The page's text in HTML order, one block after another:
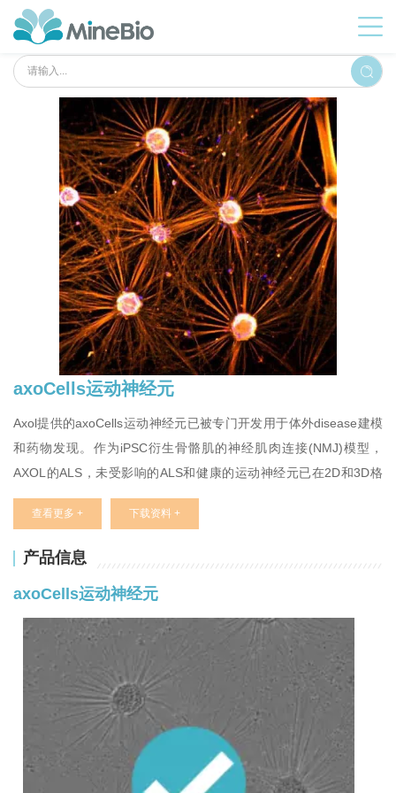
axoCells运动神经元
Axol提供的axoCells运动神经元已被专门开发用于体外disease建模
和药物发现。作为iPSC衍生骨骼肌的神经肌肉连接(NMJ)模型，
AXOL的ALS，未受影响的ALS和健康的运动神经元已在2D和3D格
式中用于表征和测量体外结构和功能表型反应。Axol拥有一个由十
大生物制药和研究机构组成的社区，使用Axol的运动神经元建立强
大的体外模型，研究神经退行性disease，如ALS和药物筛选。
查看更多 + 下载资料 +
产品信息
axoCells运动神经元